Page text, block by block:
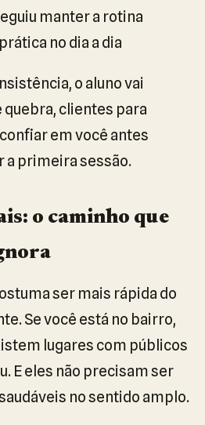
manter a rotina
no dia a dia
o aluno vai
quebra, clientes para
em você antes
a primeira sessão.
o caminho que
ser mais rápida do
Se você está no bairro,
lugares com públicos
E eles não precisam ser
no sentido amplo.